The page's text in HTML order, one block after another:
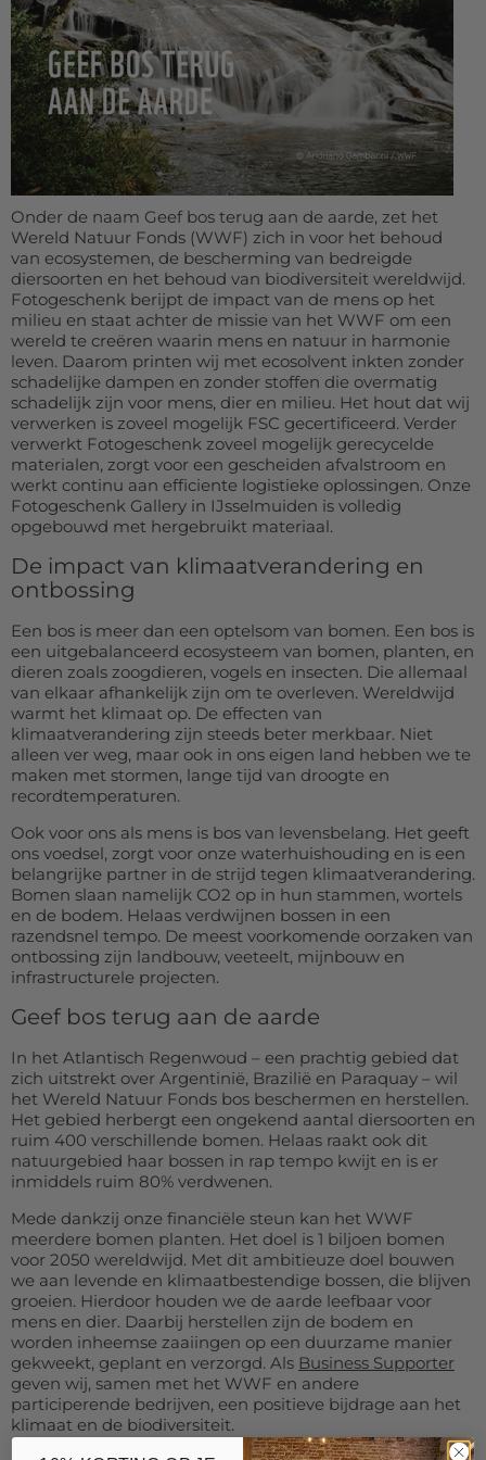
Deurmat
Vloermat
Skateboard deck
Over ons
Levertijden
Inloggen
WhatsApp
Onder de naam Geef bos terug aan de aarde, zet het
Wereld Natuur Fonds (WWF) zich in voor het behoud
van ecosystemen, de bescherming van bedreigde
diersoorten en het behoud van biodiversiteit wereldwijd.
Fotogeschenk berijpt de impact van de mens op het
milieu en staat achter de missie van het WWF om een
wereld te creëren waarin mens en natuur in harmonie
leven. Daarom printen wij met ecosolvent inkten zonder
schadelijke dampen en zonder stoffen die overmatig
schadelijk zijn voor mens, dier en milieu. Het hout dat wij
verwerken is zoveel mogelijk FSC gecertificeerd. Verder
verwerkt Fotogeschenk zoveel mogelijk gerecycelde
materialen, zorgt voor een gescheiden afvalstroom en
werkt continu aan efficiente logistieke oplossingen. Onze
Fotogeschenk Gallery in IJsselmuiden is volledig
opgebouwd met hergebruikt materiaal.
De impact van klimaatverandering en
ontbossing
Een bos is meer dan een optelsom van bomen. Een bos is
een uitgebalanceerd ecosysteem van bomen, planten, en
dieren zoals zoogdieren, vogels en insecten. Die allemaal
van elkaar afhankelijk zijn om te overleven. Wereldwijd
warmt het klimaat op. De effecten van
klimaatverandering zijn steeds beter merkbaar. Niet
alleen ver weg, maar ook in ons eigen land hebben we te
maken met stormen, lange tijd van droogte en
recordtemperaturen.
Ook voor ons als mens is bos van levensbelang. Het geeft
ons voedsel, zorgt voor onze waterhuishouding en is een
belangrijke partner in de strijd tegen klimaatverandering.
Bomen slaan namelijk CO2 op in hun stammen, wortels
en de bodem. Helaas verdwijnen bossen in een
razendsnel tempo. De meest voorkomende oorzaken van
ontbossing zijn landbouw, veeteelt, mijnbouw en
infrastructurele projecten.
Geef bos terug aan de aarde
In het Atlantisch Regenwoud – een prachtig gebied dat
zich uitstrekt over Argentinië, Brazilië en Paraquay – wil
het Wereld Natuur Fonds bos beschermen en herstellen.
Het gebied herbergt een ongekend aantal diersoorten en
ruim 400 verschillende bomen. Helaas raakt ook dit
natuurgebied haar bossen in rap tempo kwijt en is er
inmiddels ruim 80% verdwenen.
Mede dankzij onze financiële steun kan het WWF
meerdere bomen planten. Het doel is 1 biljoen bomen
voor 2050 wereldwijd. Met dit ambitieuze doel bouwen
we aan levende en klimaatbestendige bossen, die blijven
groeien. Hierdoor houden we de aarde leefbaar voor
mens en dier. Daarbij herstellen zijn de bodem en
worden inheemse zaaiingen op een duurzame manier
gekweekt, geplant en verzorgd. Als Business Supporter
geven wij, samen met het WWF en andere
participerende bedrijven, een positieve bijdrage aan het
klimaat en de biodiversiteit.